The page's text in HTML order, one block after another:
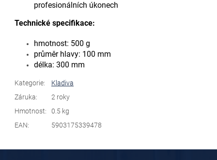
profesionálních úkonech
Technické specifikace:
hmotnost: 500 g
průměr hlavy: 100 mm
délka: 300 mm
Kategorie:
Kladiva
Záruka:
2 roky
Hmotnost:
0.5 kg
EAN: 5903175339478